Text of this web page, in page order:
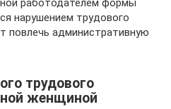
работодателем формы
нарушением трудового
повлечь административную
трудового
женщиной